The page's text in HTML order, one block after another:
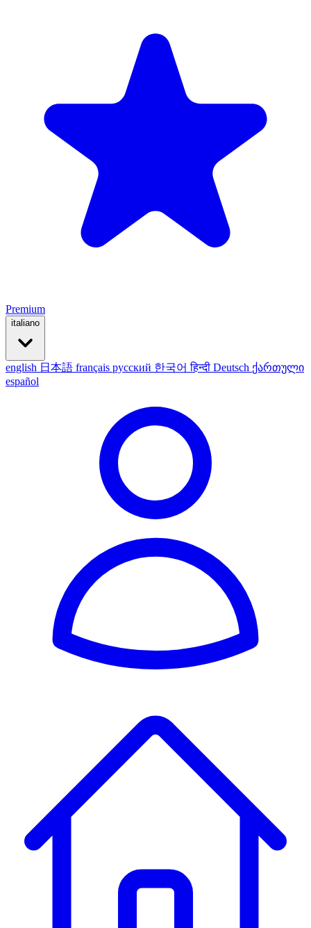
Premium
italiano
english 日本語 français русский 한국어हिन्दी Deutsch ქართული
español